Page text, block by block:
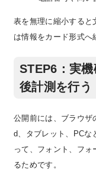
表を無理に縮小すると
は情報をカード形式へ
STEP6：実
後計測を行う
公開前には、ブラウザ
d、タブレット、PCな
って、フォント、フ
るためです。